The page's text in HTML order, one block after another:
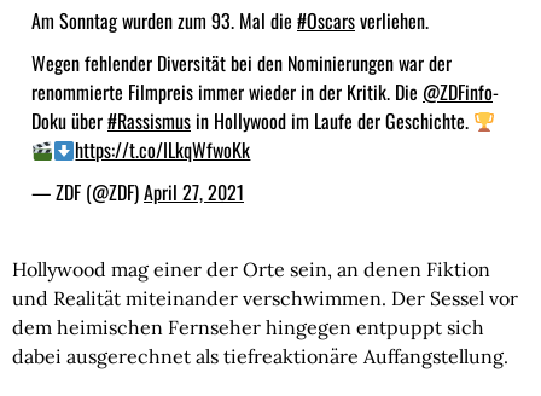
Am Sonntag wurden zum 93. Mal die #Oscarsverliehen.
Wegen fehlender Diversität bei den Nominierungen war der
renommierte Filmpreis immer wieder in der Kritik. Die @ZDFinfo-
Doku über#Rassismus in Hollywood im Laufe der Geschichte.
https://t.co/ILkqWfwoKk
— ZDF (@ZDF)April 27, 2021
Hollywood mag einer der Orte sein, an denen Fiktion
und Realität miteinander verschwimmen. Der Sessel vor
dem heimischen Fernseher hingegen entpuppt sich
dabei ausgerechnet als tiefreaktionäre Auffangstellung.